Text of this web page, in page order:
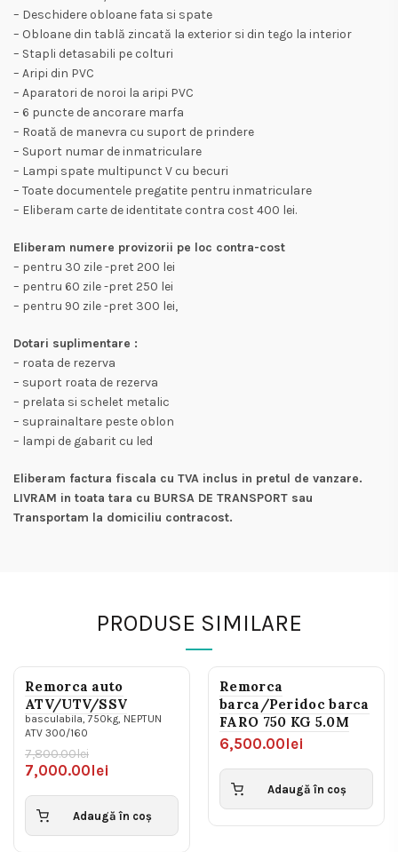
– Deschidere obloane fata si spate
– Obloane din tablă zincată la exterior si din tego la interior
– Stapli detasabili pe colturi
– Aripi din PVC
– Aparatori de noroi la aripi PVC
– 6 puncte de ancorare marfa
– Roată de manevra cu suport de prindere
– Suport numar de inmatriculare
– Lampi spate multipunct V cu becuri
– Toate documentele pregatite pentru inmatriculare
– Eliberam carte de identitate contra cost 400 lei.
Eliberam numere provizorii pe loc contra-cost
– pentru 30 zile -pret 200 lei
– pentru 60 zile -pret 250 lei
– pentru 90 zile -pret 300 lei,
Dotari suplimentare :
– roata de rezerva
– suport roata de rezerva
– prelata si schelet metalic
– suprainaltare peste oblon
– lampi de gabarit cu led
Eliberam factura fiscala cu TVA inclus in pretul de vanzare.
LIVRAM in toata tara cu BURSA DE TRANSPORT sau
Transportam la domiciliu contracost.
PRODUSE SIMILARE
Remorca auto
ATV/UTV/SSV
basculabila, 750kg, NEPTUN
ATV 300/160
7,800.00lei
Prețul
a
fost:
7,800.00lei.
7,000.00lei
7,000.00lei.
Adaugă în coș
Remorca
barca/Peridoc barca
FARO 750 KG 5.0M
6,500.00lei
Adaugă în coș